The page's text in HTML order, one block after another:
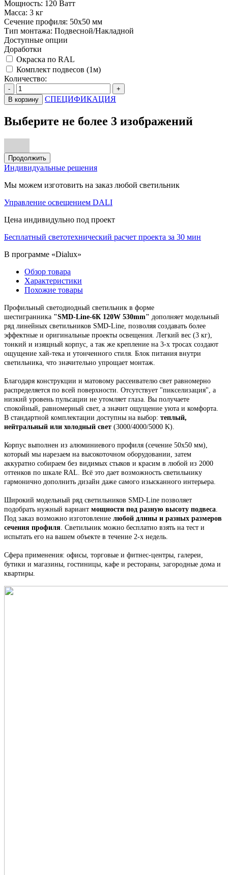
Мощность: 120 Ватт
Масса: 3 кг
Сечение профиля: 50х50 мм
Тип монтажа: Подвесной/Накладной
Доступные опции
Доработки
Окраска по RAL
Комплект подвесов (1м)
Количество:
-
+
В корзину
СПЕЦИФИКАЦИЯ
Выберите не более 3 изображений
Продолжить
Индивидуальные решения
Мы можем изготовить на заказ любой светильник
Управление освещением DALI
Цена индивидульно под проект
Бесплатный светотехнический расчет проекта за 30 мин
В программе «Dialux»
Обзор товара
Характеристики
Похожие товары
Профильный светодиодный светильник в форме
шестигранника "SMD-Line-6К 120W 530mm" дополняет модельный
ряд линейных светильников SMD-Line, позволяя создавать более
эффектные и оригинальные проекты освещения. Легкий вес (3 кг),
тонкий и изящный корпус, а так же крепление на 3-х тросах создают
ощущение хай-тека и утонченного стиля. Блок питания внутри
светильника, что значительно упрощает монтаж.
Благодаря конструкции и матовому рассеивателю свет равномерно
распределяется по всей поверхности. Отсутствует "пикселизация", а
низкий уровень пульсации не утомляет глаза. Вы получаете
спокойный, равномерный свет, а значит ощущение уюта и комфорта.
В стандартной комплектации доступны на выбор: теплый,
нейтральный или холодный свет (3000/4000/5000 K).
Корпус выполнен из алюминиевого профиля (сечение 50х50 мм),
который мы нарезаем на высокоточном оборудовании, затем
аккуратно собираем без видимых стыков и красим в любой из 2000
оттенков по шкале RAL. Всё это дает возможность светильнику
гармонично дополнить дизайн даже самого изысканного интерьера.
Широкий модельный ряд светильников SMD-Line позволяет
подобрать нужный вариант мощности под разную высоту подвеса.
Под заказ возможно изготовление любой длины и разных размеров
сечения профиля. Светильник можно бесплатно взять на тест и
испытать его на вашем объекте в течение 2-х недель.
Сфера применения: офисы, торговые и фитнес-центры, галереи,
бутики и магазины, гостиницы, кафе и рестораны, загородные дома и
квартиры.